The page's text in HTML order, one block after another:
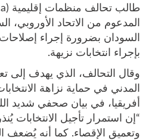
المدعوم من الاتحاد
السودان بضرورة إجراء إصلاحات
بإجراء انتخابات نزيهة.
وقال التحالف، الذي يهدف إلى
المدني في حماية نزاهة
أفريقيا، في بيان صحفي شديد
“إن استمرار تأجيل الانتخابات
وتعميق الإقصاء. كما أنه يُضعف